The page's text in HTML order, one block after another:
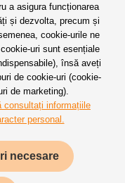
afișat,
a asigura funcționarea
și dezvolta, precum și
cookie-urile ne
uri sunt esențiale
însă aveți
de cookie-uri (cookie-
de marketing).
consultați informațiile
personal.
necesare